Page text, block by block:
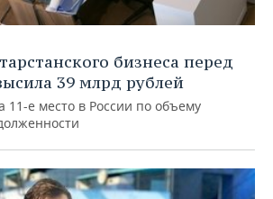
бизнеса перед
39 млрд рублей
11-е место в России по объему